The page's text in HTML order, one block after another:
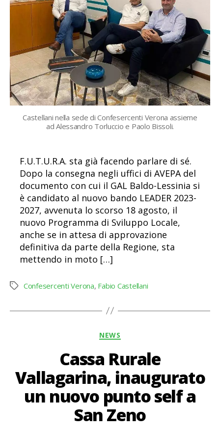
Castellani nella sede di Confesercenti Verona assieme
ad Alessandro Torluccio e Paolo Bissoli.
F.U.T.U.R.A. sta già facendo parlare di sé.
Dopo la consegna negli uffici di AVEPA del
documento con cui il GAL Baldo-Lessinia si
è candidato al nuovo bando LEADER 2023-
2027, avvenuta lo scorso 18 agosto, il
nuovo Programma di Sviluppo Locale,
anche se in attesa di approvazione
definitiva da parte della Regione, sta
mettendo in moto […]
Tag Confesercenti Verona, Fabio Castellani
Categorie
NEWS
Cassa Rurale
Vallagarina, inaugurato
un nuovo punto self a
San Zeno